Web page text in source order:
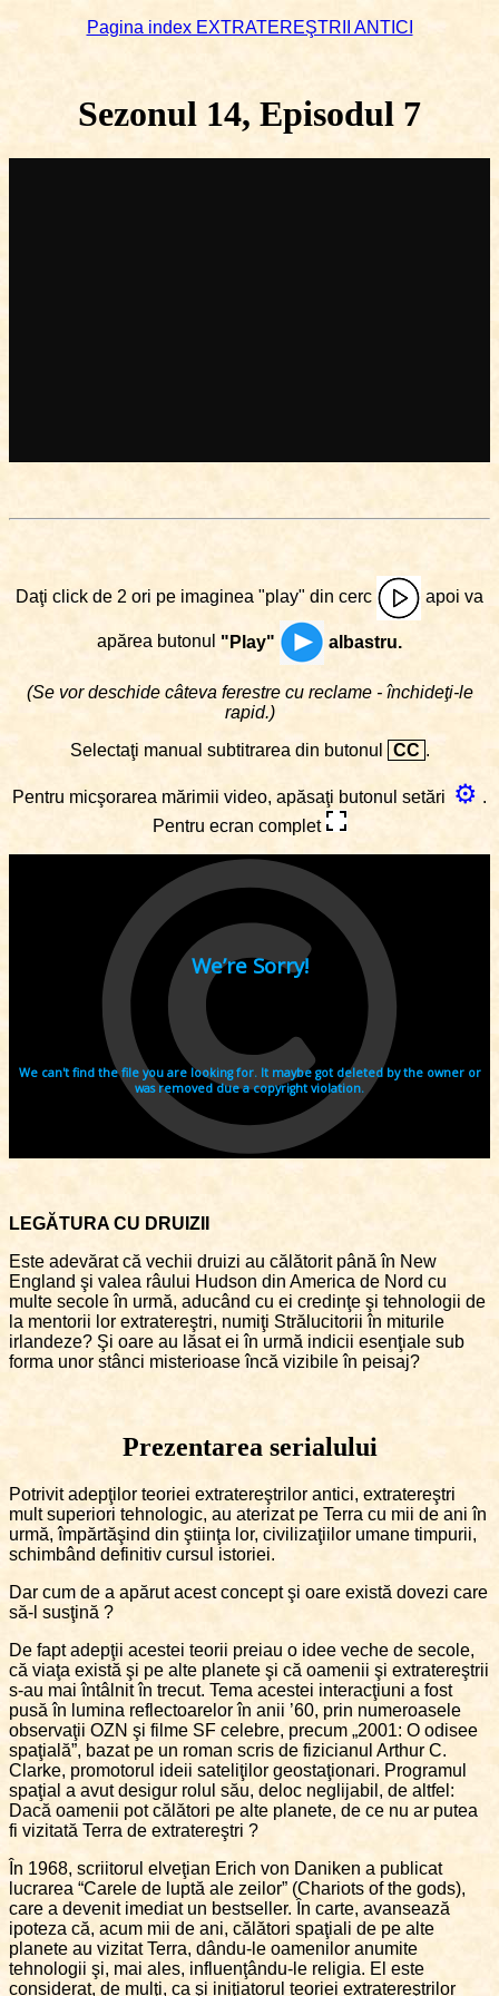
Pagina index EXTRATEREŞTRII ANTICI
Sezonul 14, Episodul 7
Daţi click de 2 ori pe imaginea "play" din cerc apoi va
apărea butonul "Play" albastru.
(Se vor deschide câteva ferestre cu reclame - închideţi-le
rapid.)
Selectaţi manual subtitrarea din butonul
CC .
Pentru micşorarea mărimii video, apăsaţi butonul setări ⚙ .
Pentru ecran complet
LEGĂTURA CU DRUIZII
Este adevărat că vechii druizi au călătorit până în New
England şi valea râului Hudson din America de Nord cu
multe secole în urmă, aducând cu ei credinţe şi tehnologii de
la mentorii lor extratereştri, numiţi Strălucitorii în miturile
irlandeze? Şi oare au lăsat ei în urmă indicii esenţiale sub
forma unor stânci misterioase încă vizibile în peisaj?
Prezentarea serialului
Potrivit adepţilor teoriei extratereştrilor antici, extratereştri
mult superiori tehnologic, au aterizat pe Terra cu mii de ani în
urmă, împărtăşind din ştiinţa lor, civilizaţiilor umane timpurii,
schimbând definitiv cursul istoriei.
Dar cum de a apărut acest concept şi oare există dovezi care
să-l susţină ?
De fapt adepţii acestei teorii preiau o idee veche de secole,
că viaţa există şi pe alte planete şi că oamenii şi extratereştrii
s-au mai întâlnit în trecut. Tema acestei interacţiuni a fost
pusă în lumina reflectoarelor în anii ’60, prin numeroasele
observaţii OZN şi filme SF celebre, precum „2001: O odisee
spaţială”, bazat pe un roman scris de fizicianul Arthur C.
Clarke, promotorul ideii sateliţilor geostaţionari. Programul
spaţial a avut desigur rolul său, deloc neglijabil, de altfel:
Dacă oamenii pot călători pe alte planete, de ce nu ar putea
fi vizitată Terra de extratereştri ?
În 1968, scriitorul elveţian Erich von Daniken a publicat
lucrarea “Carele de luptă ale zeilor” (Chariots of the gods),
care a devenit imediat un bestseller. În carte, avansează
ipoteza că, acum mii de ani, călători spaţiali de pe alte
planete au vizitat Terra, dându-le oamenilor anumite
tehnologii şi, mai ales, influenţându-le religia. El este
considerat, de mulţi, ca şi iniţiatorul teoriei extratereştrilor